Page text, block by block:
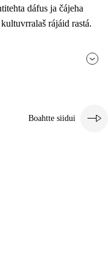
dáfus ja čájeha
rájáid rastá.
Boahtte siidui